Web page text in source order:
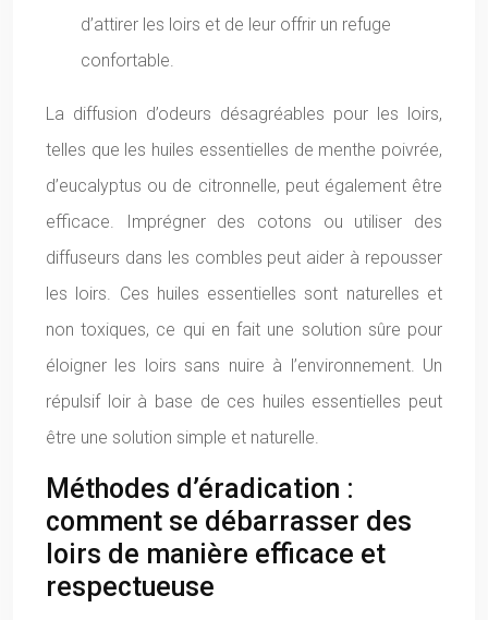
d’attirer les loirs et de leur offrir un refuge
confortable.
La diffusion d’odeurs désagréables pour les loirs,
telles que les huiles essentielles de menthe poivrée,
d’eucalyptus ou de citronnelle, peut également être
efficace. Imprégner des cotons ou utiliser des
diffuseurs dans les combles peut aider à repousser
les loirs. Ces huiles essentielles sont naturelles et
non toxiques, ce qui en fait une solution sûre pour
éloigner les loirs sans nuire à l’environnement. Un
répulsif loir à base de ces huiles essentielles peut
être une solution simple et naturelle.
Méthodes d’éradication :
comment se débarrasser des
loirs de manière efficace et
respectueuse